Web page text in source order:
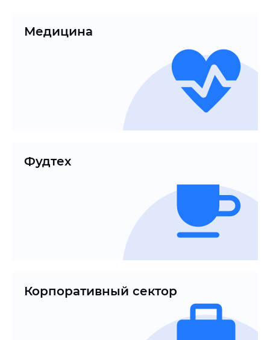
Медицина
Фудтех
Корпоративный сектор